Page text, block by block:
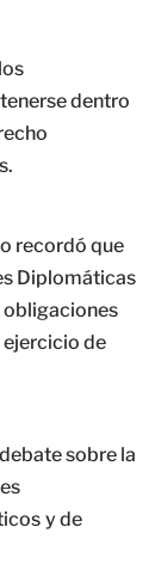
dentro
recordó que
Diplomáticas
de
sobre la
y de